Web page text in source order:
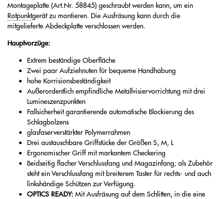
Montageplatte (Art.Nr. 58845) geschraubt werden kann, um ein
Rotpunktgerät zu montieren. Die Ausfräsung kann durch die
mitgelieferte Abdeckplatte verschlossen werden.
Hauptvorzüge:
Extrem beständige Oberfläche
Zwei paar Aufziehnuten für bequeme Handhabung
hohe Korrisionsbeständigkeit
Außerordentlich empfindliche Metallvisiervorrichtung mit drei
Lumineszenzpunkten
Fallsicherheit garantierende automatische Blockierung des
Schlagbolzens
glasfaserverstärkter Polymerrahmen
Drei austauschbare Griffstücke der Größen S, M, L
Ergonomischer Griff mit markantem Checkering
Beidseitig flacher Verschlussfang und Magazinfang; als Zubehör
steht ein Verschlussfang mit breiterem Taster für rechts- und auch
linkshändige Schützen zur Verfügung.
OPTICS READY: Mit Ausfräsung auf dem Schlitten, in die eine